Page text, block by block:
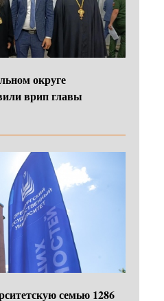
округе
врип главы
семью 1286